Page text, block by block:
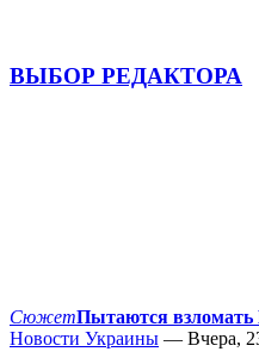
ВЫБОР РЕДАКТОРА
СюжетПытаются взломать
Новости Украины — Вчера,